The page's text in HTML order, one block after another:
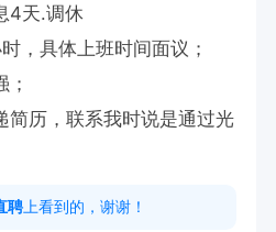
4天.调休
，具体上班时间面议；
简历，联系我时说是通过光
聘 上看到的，谢谢！